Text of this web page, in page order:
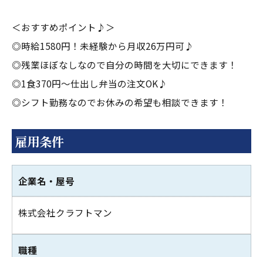
＜おすすめポイント♪＞
◎時給1580円！未経験から月収26万円可♪
◎残業ほぼなしなので自分の時間を大切にできます！
◎1食370円～仕出し弁当の注文OK♪
◎シフト勤務なのでお休みの希望も相談できます！
雇用条件
企業名・屋号
株式会社クラフトマン
職種